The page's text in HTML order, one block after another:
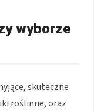
wyborze
skuteczne
roślinne, oraz